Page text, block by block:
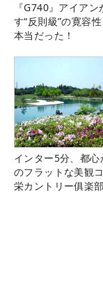
『G740』アイアン
す“反則級”の寛容
本当だった！
インター5分、都
のフラットな美観
栄カントリー俱楽